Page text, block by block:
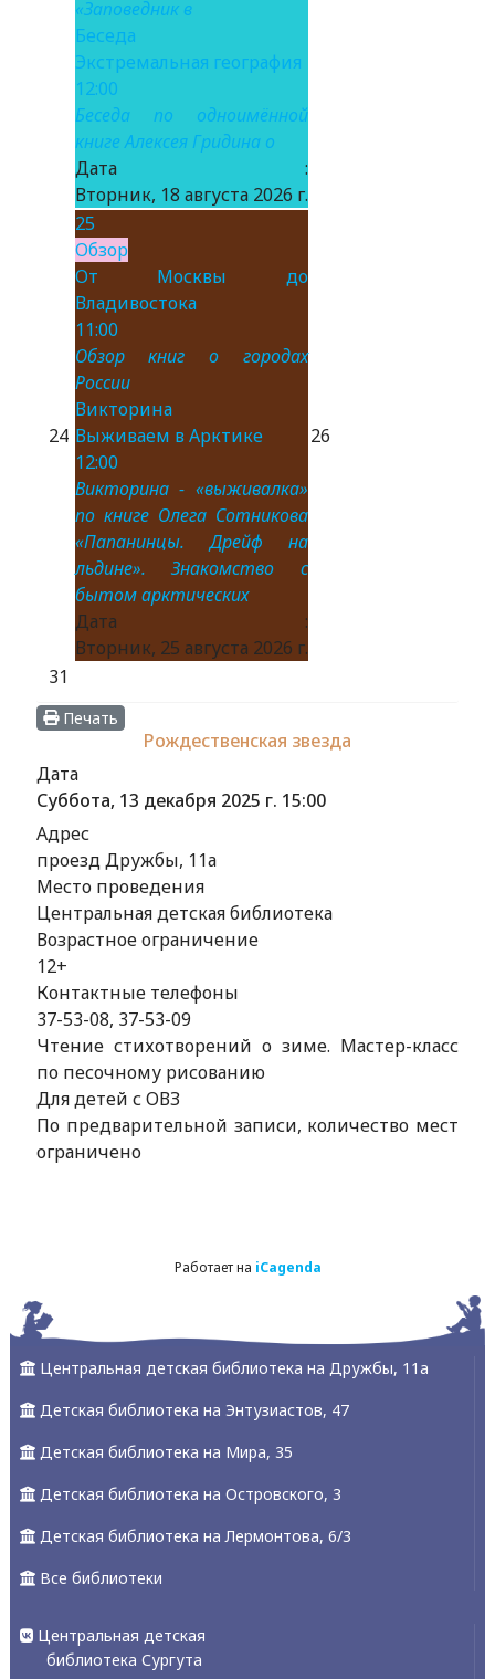
«Заповедник в
Беседа
Экстремальная география
12:00
Беседа по одноимённой
книге Алексея Гридина о
Дата :
Вторник, 18 августа 2026 г.
24
25
Обзор
От Москвы до
Владивостока
11:00
Обзор книг о городах
России
Викторина
Выживаем в Арктике
12:00
Викторина - «выживалка»
по книге Олега Сотникова
«Папанинцы. Дрейф на
льдине». Знакомство с
бытом арктических
Дата :
Вторник, 25 августа 2026 г.
26
31
Печать
Рождественская звезда
Дата
Суббота, 13 декабря 2025 г. 15:00
Адрес
проезд Дружбы, 11а
Место проведения
Центральная детская библиотека
Возрастное ограничение
12+
Контактные телефоны
37-53-08, 37-53-09
Чтение стихотворений о зиме. Мастер-класс
по песочному рисованию
Для детей с ОВЗ
По предварительной записи, количество мест
ограничено
Работает на iCagenda
Центральная детская библиотека на Дружбы, 11а
Детская библиотека на Энтузиастов, 47
Детская библиотека на Мира, 35
Детская библиотека на Островского, 3
Детская библиотека на Лермонтова, 6/3
Все библиотеки
Центральная детская
библиотека Сургута